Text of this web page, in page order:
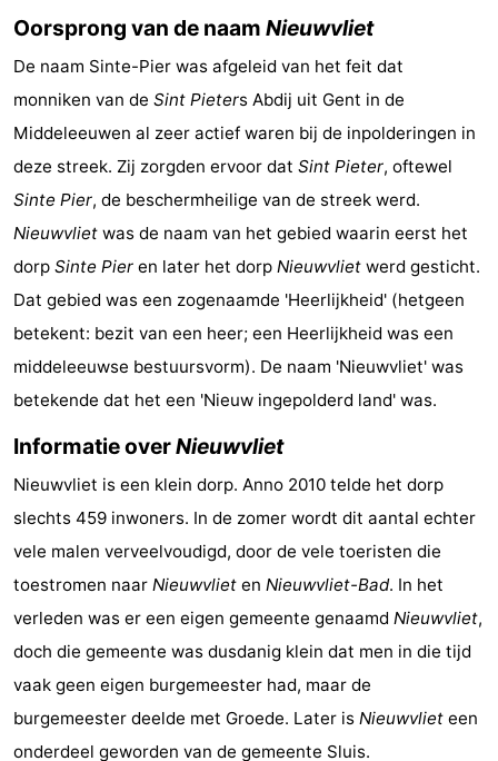
Bowlen
Minigolfbanen
Wellness
centra
Dorpen
&
Steden
Natuur
Sporten
-
Zwembaden
-
Paardrijden
-
Golfbanen
-
Surfen
Vuurtoren
Eten
en
drinken
Haaientanden
Zeehonden
Evenementen
Praktisch
Oorsprong van de naam Nieuwvliet
De naam Sinte-Pier was afgeleid van het feit dat
monniken van de Sint Pieters Abdij uit Gent in de
Middeleeuwen al zeer actief waren bij de inpolderingen in
deze streek. Zij zorgden ervoor dat Sint Pieter, oftewel
Sinte Pier, de beschermheilige van de streek werd.
Nieuwvliet was de naam van het gebied waarin eerst het
dorp Sinte Pier en later het dorp Nieuwvliet werd gesticht.
Dat gebied was een zogenaamde 'Heerlijkheid' (hetgeen
betekent: bezit van een heer; een Heerlijkheid was een
middeleeuwse bestuursvorm). De naam 'Nieuwvliet' was
betekende dat het een 'Nieuw ingepolderd land' was.
Informatie overNieuwvliet
Nieuwvliet is een klein dorp. Anno 2010 telde het dorp
slechts 459 inwoners. In de zomer wordt dit aantal echter
vele malen verveelvoudigd, door de vele toeristen die
toestromen naar Nieuwvliet en Nieuwvliet-Bad. In het
verleden was er een eigen gemeente genaamd Nieuwvliet,
doch die gemeente was dusdanig klein dat men in die tijd
vaak geen eigen burgemeester had, maar de
burgemeester deelde met Groede. Later is Nieuwvliet een
onderdeel geworden van de gemeente Sluis.